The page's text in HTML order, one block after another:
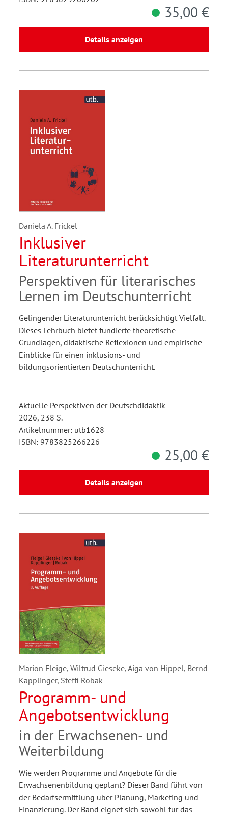
35,00 €
Details anzeigen
Daniela A. Frickel
Inklusiver
Literaturunterricht
Perspektiven für literarisches
Lernen im Deutschunterricht
Gelingender Literaturunterricht berücksichtigt Vielfalt.
Dieses Lehrbuch bietet fundierte theoretische
Grundlagen, didaktische Reflexionen und empirische
Einblicke für einen inklusions- und
bildungsorientierten Deutschunterricht.
Aktuelle Perspektiven der Deutschdidaktik
2026, 238 S.
Artikelnummer: utb1628
ISBN: 9783825266226
25,00 €
Details anzeigen
Marion Fleige, Wiltrud Gieseke, Aiga von Hippel, Bernd
Käpplinger, Steffi Robak
Programm- und
Angebotsentwicklung
in der Erwachsenen- und
Weiterbildung
Wie werden Programme und Angebote für die
Erwachsenenbildung geplant? Dieser Band führt von
der Bedarfsermittlung über Planung, Marketing und
Finanzierung. Der Band eignet sich sowohl für das